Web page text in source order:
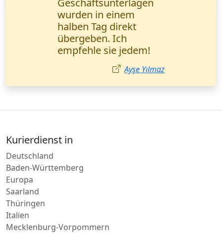
Tracking ermöglichte
eine lückenlose
Kontrolle des
Prozesses. M. Yılmatz,
Rechtsanwalt von
Kurierdienst in
Deutschland
Baden-Württemberg
Europa
Saarland
Thüringen